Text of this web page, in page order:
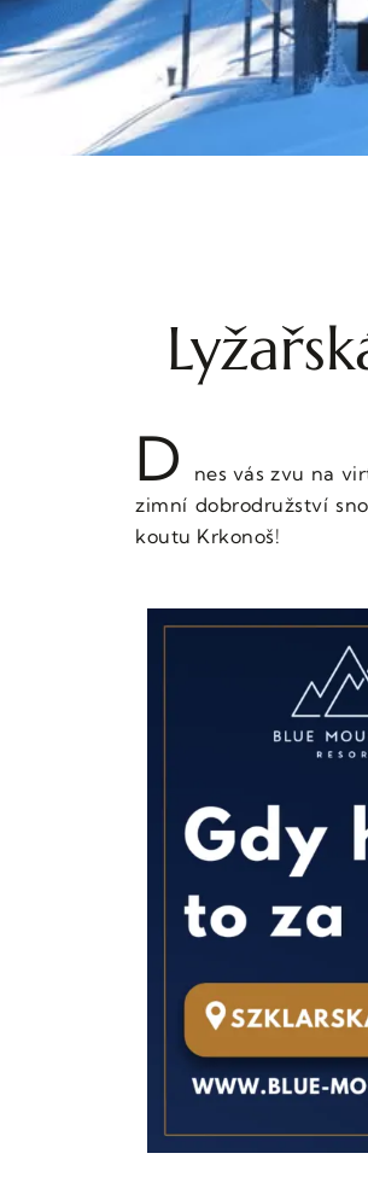
D
nes vás zvu na
zimní dobrodružství
koutu Krkonoš!